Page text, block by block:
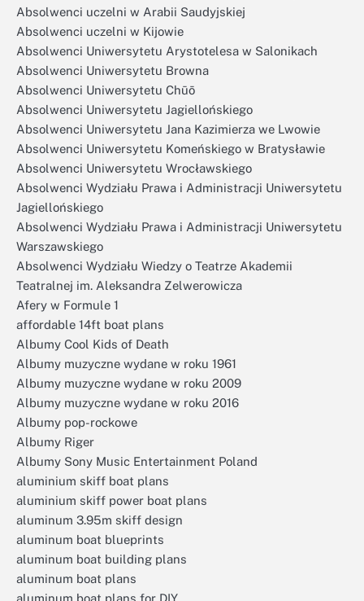
Absolwenci uczelni w Arabii Saudyjskiej
Absolwenci uczelni w Kijowie
Absolwenci Uniwersytetu Arystotelesa w Salonikach
Absolwenci Uniwersytetu Browna
Absolwenci Uniwersytetu Chūō
Absolwenci Uniwersytetu Jagiellońskiego
Absolwenci Uniwersytetu Jana Kazimierza we Lwowie
Absolwenci Uniwersytetu Komeńskiego w Bratysławie
Absolwenci Uniwersytetu Wrocławskiego
Absolwenci Wydziału Prawa i Administracji Uniwersytetu
Jagiellońskiego
Absolwenci Wydziału Prawa i Administracji Uniwersytetu
Warszawskiego
Absolwenci Wydziału Wiedzy o Teatrze Akademii
Teatralnej im. Aleksandra Zelwerowicza
Afery w Formule 1
affordable 14ft boat plans
Albumy Cool Kids of Death
Albumy muzyczne wydane w roku 1961
Albumy muzyczne wydane w roku 2009
Albumy muzyczne wydane w roku 2016
Albumy pop-rockowe
Albumy Riger
Albumy Sony Music Entertainment Poland
aluminium skiff boat plans
aluminium skiff power boat plans
aluminum 3.95m skiff design
aluminum boat blueprints
aluminum boat building plans
aluminum boat plans
aluminum boat plans for DIY